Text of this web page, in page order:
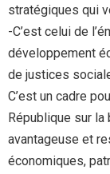
stratégiques qui
-C’est celui de
développement
de justices
C’est un cadre
République sur la
avantageuse et
économiques,